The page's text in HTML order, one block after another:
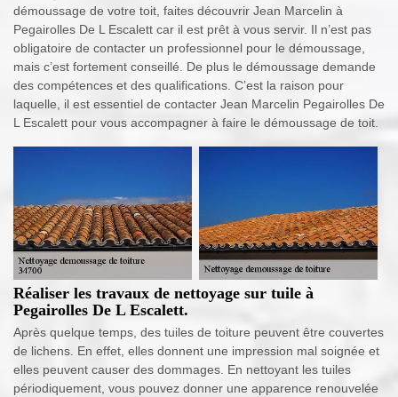
démoussage de votre toit, faites découvrir Jean Marcelin à
Pegairolles De L Escalett car il est prêt à vous servir. Il n’est pas
obligatoire de contacter un professionnel pour le démoussage,
mais c’est fortement conseillé. De plus le démoussage demande
des compétences et des qualifications. C’est la raison pour
laquelle, il est essentiel de contacter Jean Marcelin Pegairolles De
L Escalett pour vous accompagner à faire le démoussage de toit.
Réaliser les travaux de nettoyage sur tuile à
Pegairolles De L Escalett.
Après quelque temps, des tuiles de toiture peuvent être couvertes
de lichens. En effet, elles donnent une impression mal soignée et
elles peuvent causer des dommages. En nettoyant les tuiles
périodiquement, vous pouvez donner une apparence renouvelée